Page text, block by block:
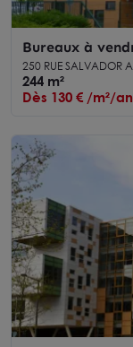
Bureaux à
climatisés et
250 RUE SALVADOR
244 m²
Dès 130 € /m²/an